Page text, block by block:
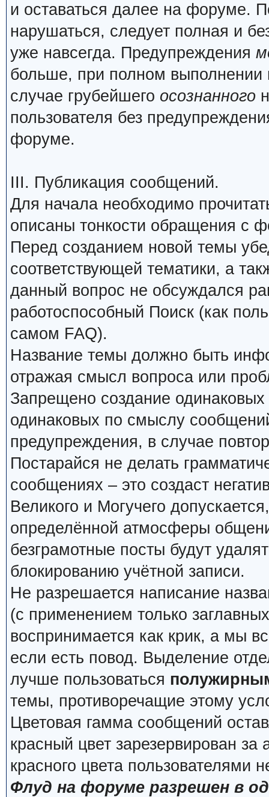
и оставаться далее на форуме.
нарушаться, следует полная и
уже навсегда. Предупреждения
больше, при полном
случае грубейшего осознанного
пользователя без
форуме.
III. Публикация сообщений.
Для начала необходимо
описаны тонкости обращения с
Перед созданием новой темы
соответствующей тематики, а
данный вопрос не обсуждался
работоспособный Поиск (как
самом FAQ).
Название темы должно быть
отражая смысл вопроса или
Запрещено создание
одинаковых по смыслу
предупреждения, в случае
Постарайся не делать
сообщениях – это создаст
Великого и Могучего
определённой атмосферы
безграмотные посты будут
блокированию учётной записи.
Не разрешается написание
(с применением только
воспринимается как крик, а мы
если есть повод. Выделение
лучше пользоваться
темы, противоречащие этому
Цветовая гамма сообщений
красный цвет зарезервирован
красного цвета пользователями
Флуд на форуме разрешен в